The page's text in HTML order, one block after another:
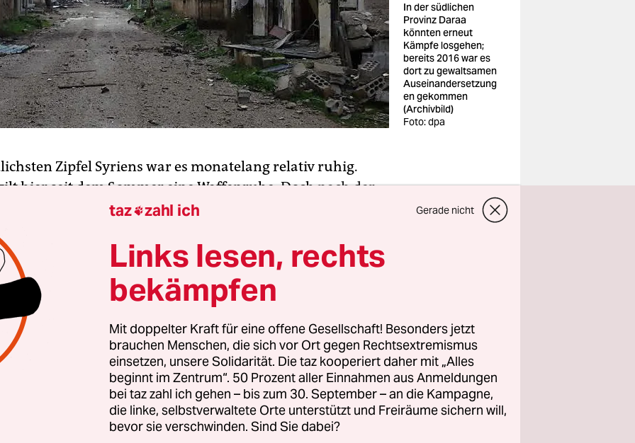
In der südlichen
Provinz Daraa
könnten erneut
Kämpfe losgehen;
bereits 2016 war es
dort zu gewaltsamen
Auseinandersetzung
en gekommen
(Archivbild)
Foto: dpa
Zipfel Syriens war es monatelang relativ ruhig.
hier seit dem Sommer eine Waffenruhe. Dochnach der
haben die Kampfjets von Präsident Baschar
seinen russischen Verbündeten auch hier erste Angriffe
bedrohen sie nicht nur Rebellengruppen, die lange
USA unterstützt wurden. Vor allem aufgrund der Nähe
Grenze sind die Vorstöße äußerst heikel.
unterstützte die Rebellen in dem Gebiet seit vielen Jahren
Geld und militärischer Ausbildung. Die Gruppe, die sich
nennt, bekämpfte nicht nur die Terrormiliz IS,
Einheiten Assads. US-Präsident Donald Trump ließ die
Geheimdienstes CIA zwar im vergangenen Jahr einstellen.
Bedeutung der von den Kämpfern gehaltenen
taz zahl ich Gerade nicht
Links lesen, rechts
bekämpfen
Mit doppelter Kraft für eine offene Gesellschaft! Besonders jetzt
brauchen Menschen, die sich vor Ort gegen Rechtsextremismus
einsetzen, unsere Solidarität. Die taz kooperiert daher mit „Alles
beginnt im Zentrum“. 50 Prozent aller Einnahmen aus Anmeldungen
bei taz zahl ich gehen – bis zum 30. September – an die Kampagne,
die linke, selbstverwaltete Orte unterstützt und Freiräume sichern will,
bevor sie verschwinden. Sind Sie dabei?